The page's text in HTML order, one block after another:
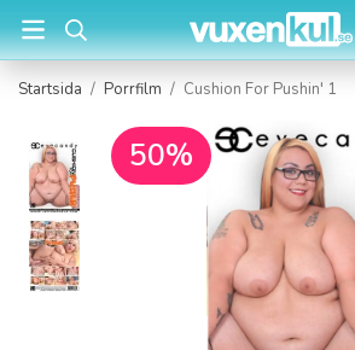
Startsida / Porrfilm / Cushion For Pushin' 1
50%